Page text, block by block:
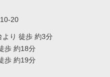
20
より 徒歩 約3分
歩 約18分
歩 約19分